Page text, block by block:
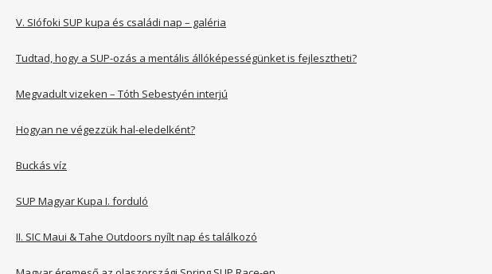
V. SIófoki SUP kupa és családi nap – galéria
Tudtad, hogy a SUP-ozás a mentális állóképességünket is fejlesztheti?
Megvadult vizeken – Tóth Sebestyén interjú
Hogyan ne végezzük hal-eledelként?
Buckás víz
SUP Magyar Kupa I. forduló
II. SIC Maui & Tahe Outdoors nyílt nap és találkozó